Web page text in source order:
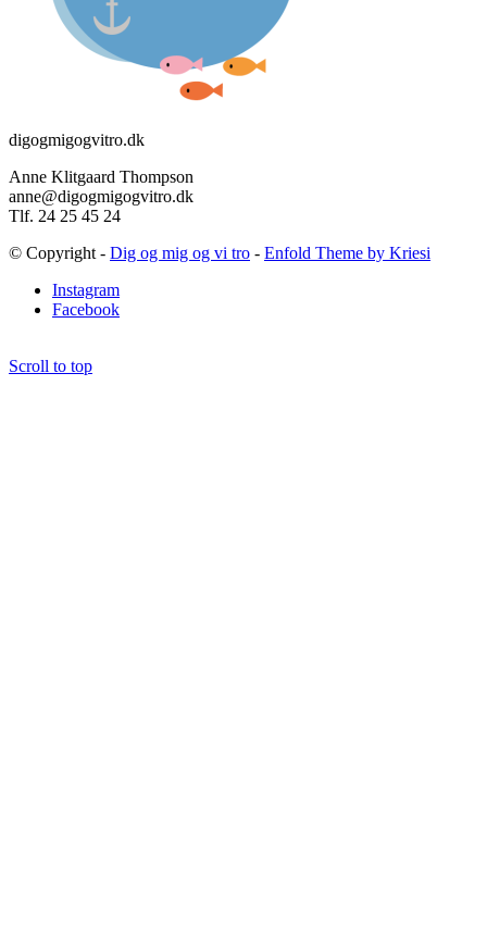
digogmigogvitro.dk
Anne Klitgaard Thompson
anne@digogmigogvitro.dk
Tlf. 24 25 45 24
© Copyright - Dig og mig og vi tro - Enfold Theme by Kriesi
Instagram
Facebook
Scroll to top